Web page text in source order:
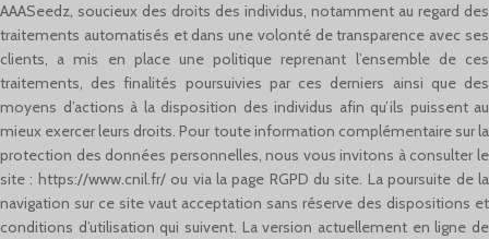
AAASeedz, soucieux des droits des individus, notamment au regard des
traitements automatisés et dans une volonté de transparence avec ses
clients, a mis en place une politique reprenant l’ensemble de ces
traitements, des finalités poursuivies par ces derniers ainsi que des
moyens d’actions à la disposition des individus afin qu’ils puissent au
mieux exercer leurs droits. Pour toute information complémentaire sur la
protection des données personnelles, nous vous invitons à consulter le
site : https://www.cnil.fr/ ou via la page RGPD du site. La poursuite de la
navigation sur ce site vaut acceptation sans réserve des dispositions et
conditions d’utilisation qui suivent. La version actuellement en ligne de